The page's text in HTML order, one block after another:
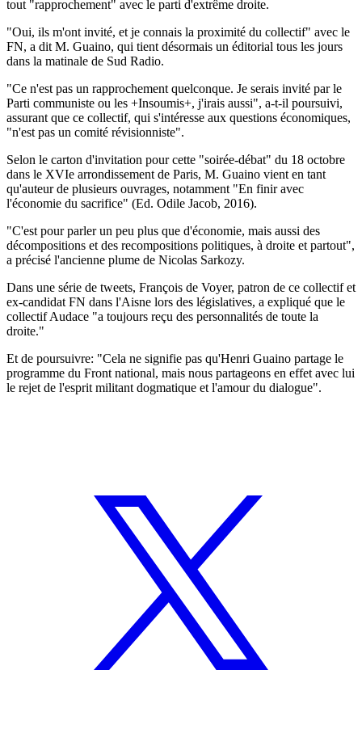
tout "rapprochement" avec le parti d'extrême droite.
"Oui, ils m'ont invité, et je connais la proximité du collectif" avec le
FN, a dit M. Guaino, qui tient désormais un éditorial tous les jours
dans la matinale de Sud Radio.
"Ce n'est pas un rapprochement quelconque. Je serais invité par le
Parti communiste ou les +Insoumis+, j'irais aussi", a-t-il poursuivi,
assurant que ce collectif, qui s'intéresse aux questions économiques,
"n'est pas un comité révisionniste".
Selon le carton d'invitation pour cette "soirée-débat" du 18 octobre
dans le XVIe arrondissement de Paris, M. Guaino vient en tant
qu'auteur de plusieurs ouvrages, notamment "En finir avec
l'économie du sacrifice" (Ed. Odile Jacob, 2016).
"C'est pour parler un peu plus que d'économie, mais aussi des
décompositions et des recompositions politiques, à droite et partout",
a précisé l'ancienne plume de Nicolas Sarkozy.
Dans une série de tweets, François de Voyer, patron de ce collectif et
ex-candidat FN dans l'Aisne lors des législatives, a expliqué que le
collectif Audace "a toujours reçu des personnalités de toute la
droite."
Et de poursuivre: "Cela ne signifie pas qu'Henri Guaino partage le
programme du Front national, mais nous partageons en effet avec lui
le rejet de l'esprit militant dogmatique et l'amour du dialogue".